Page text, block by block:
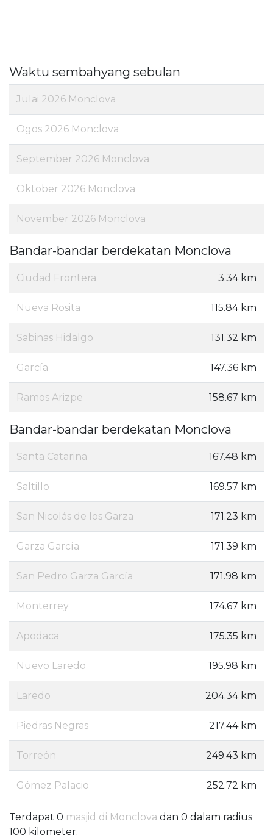
Waktu sembahyang sebulan
Julai 2026 Monclova
Ogos 2026 Monclova
September 2026 Monclova
Oktober 2026 Monclova
November 2026 Monclova
Bandar-bandar berdekatan Monclova
Ciudad Frontera 3.34 km
Nueva Rosita 115.84 km
Sabinas Hidalgo 131.32 km
García 147.36 km
Ramos Arizpe 158.67 km
Bandar-bandar berdekatan Monclova
Santa Catarina 167.48 km
Saltillo 169.57 km
San Nicolás de los Garza 171.23 km
Garza García 171.39 km
San Pedro Garza García 171.98 km
Monterrey 174.67 km
Apodaca 175.35 km
Nuevo Laredo 195.98 km
Laredo 204.34 km
Piedras Negras 217.44 km
Torreón 249.43 km
Gómez Palacio 252.72 km
Terdapat 0 masjid di Monclova dan 0 dalam radius
100 kilometer.